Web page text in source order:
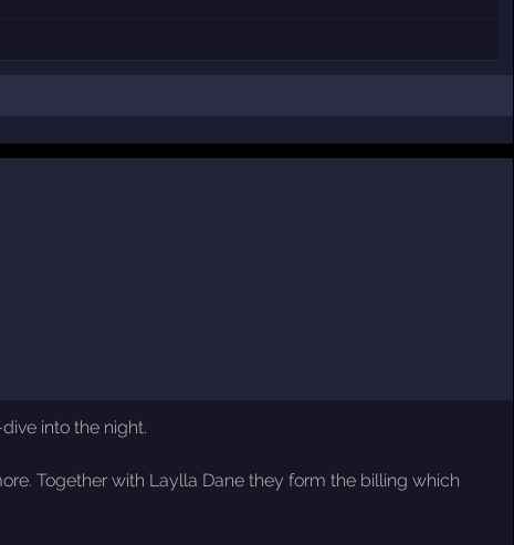
into the night.
Together with Laylla Dane they form the billing which